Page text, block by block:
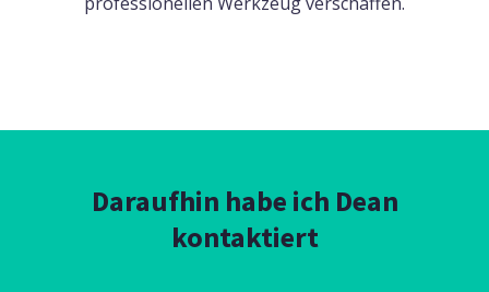
Daraufhin habe ich Dean
kontaktiert